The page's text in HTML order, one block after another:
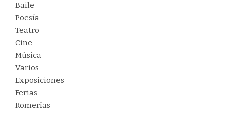
Baile
Poesía
Teatro
Cine
Música
Varios
Exposiciones
Ferias
Romerías